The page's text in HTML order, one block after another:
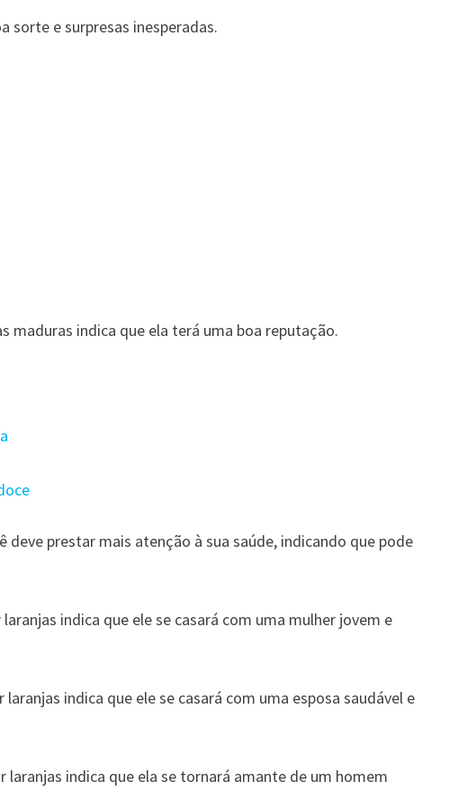
sorte e surpresas inesperadas.
maduras indica que ela terá uma boa reputação.
deve prestar mais atenção à sua saúde, indicando que pode
indica que ele se casará com uma mulher jovem e
indica que ele se casará com uma esposa saudável e
indica que ela se tornará amante de um homem